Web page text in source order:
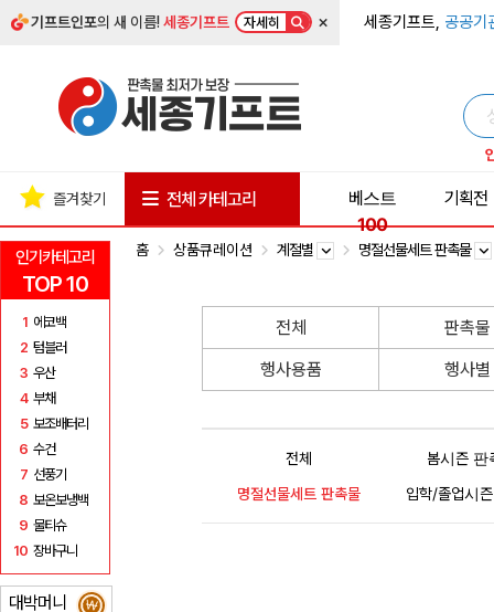
기프트인포의 새 이름!세종기프트 자세히 × 세종기프트, 공공기
인기카테고리
TOP 10
1 에코백
2 텀블러
3 우산
4 부채
5 보조배터리
6 수건
7 선풍기
8 보온보냉백
9 물티슈
10 장바구니
대박머니 ₩
즐겨찾기 전체 카테고리
베스트
100
기획전
홈 상품큐레이션 계절별 명절선물세트 판촉물
전체
판촉물
행사용품
행사별
전체
봄시즌 판
명절선물세트 판촉물
입학/졸업시